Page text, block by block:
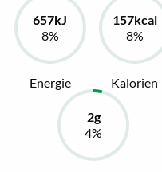
Energie Kalorien